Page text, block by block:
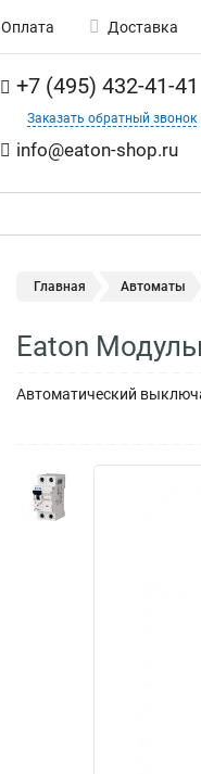
Оплата Доставка
+7 (495) 432-41-41
Заказать обратный звонок
info@eaton-shop.ru
Главная Автоматы
Eaton
Автоматический